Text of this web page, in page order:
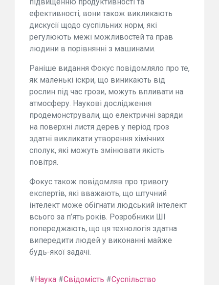
ефективності, вони також викликають
дискусії щодо суспільних норм, які
регулюють межі можливостей та прав
людини в порівнянні з машинами.
Раніше видання Фокус повідомляло про те,
як маленькі іскри, що виникають від
рослин під час грози, можуть впливати на
атмосферу. Наукові дослідження
продемонстрували, що електричні заряди
на поверхні листя дерев у період гроз
здатні викликати утворення хімічних
сполук, які можуть змінювати якість
повітря.
Фокус також повідомляв про тривогу
експертів, які вважають, що штучний
інтелект може обігнати людський інтелект
всього за п’ять років. Розробники ШІ
попереджають, що ця технологія здатна
випередити людей у виконанні майже
будь-якої задачі.
# Наука #Свідомість #Суспільство